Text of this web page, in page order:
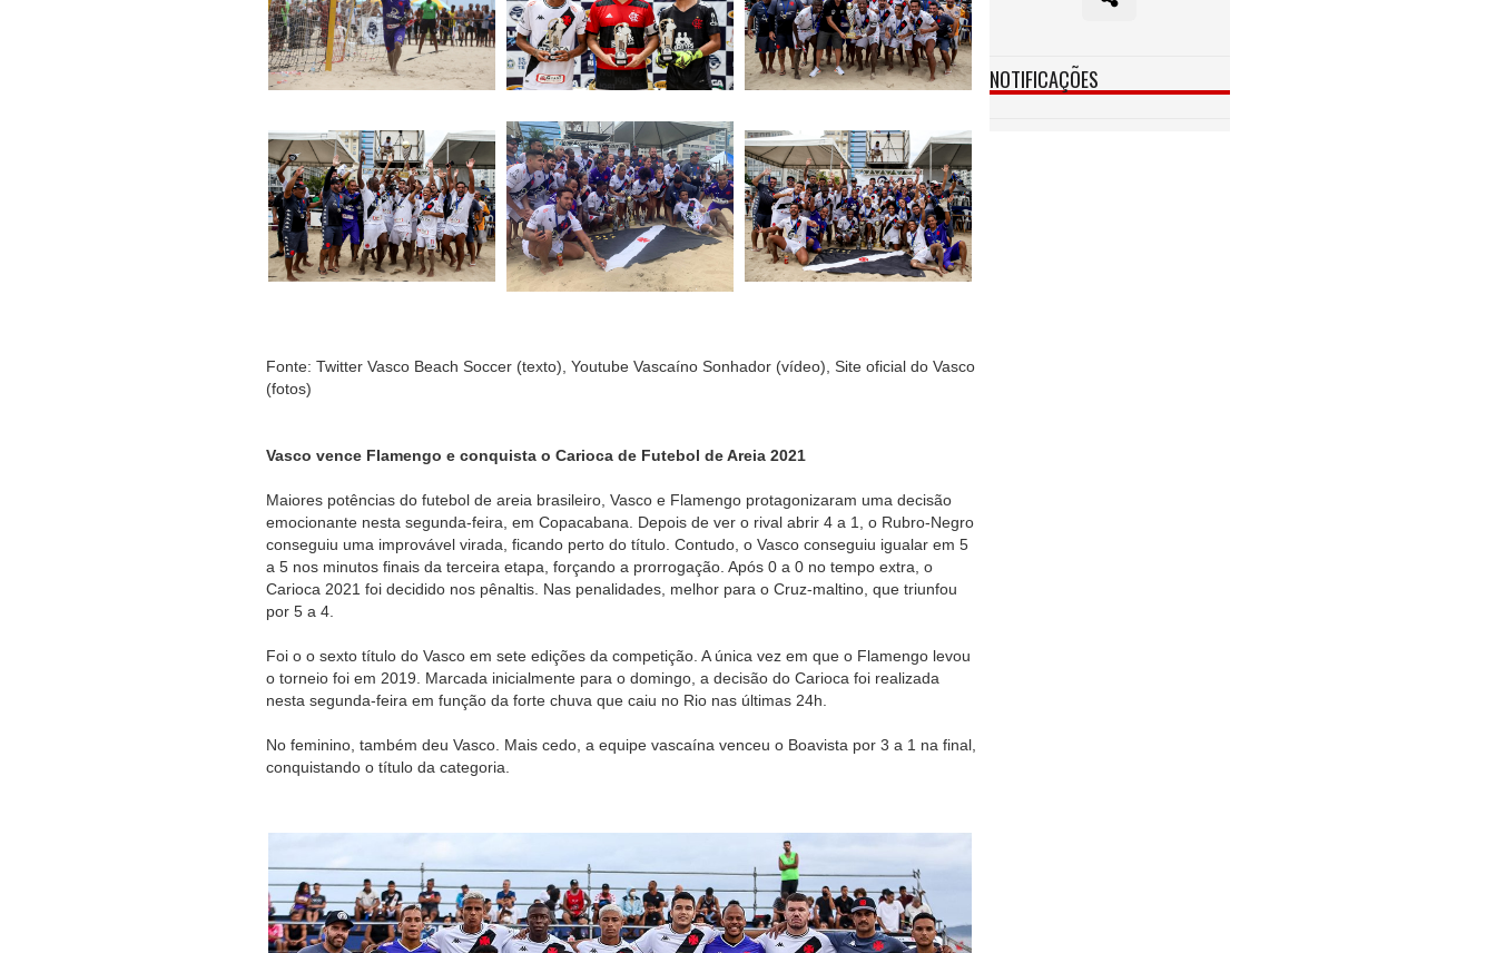
Fonte: Twitter Vasco Beach Soccer (texto), Youtube Vascaíno Sonhador (vídeo), Site oficial do Vasco
(fotos)
Vasco vence Flamengo e conquista o Carioca de Futebol de Areia 2021
Maiores potências do futebol de areia brasileiro, Vasco e Flamengo protagonizaram uma decisão
emocionante nesta segunda-feira, em Copacabana. Depois de ver o rival abrir 4 a 1, o Rubro-Negro
conseguiu uma improvável virada, ficando perto do título. Contudo, o Vasco conseguiu igualar em 5
a 5 nos minutos finais da terceira etapa, forçando a prorrogação. Após 0 a 0 no tempo extra, o
Carioca 2021 foi decidido nos pênaltis. Nas penalidades, melhor para o Cruz-maltino, que triunfou
por 5 a 4.
Foi o o sexto título do Vasco em sete edições da competição. A única vez em que o Flamengo levou
o torneio foi em 2019. Marcada inicialmente para o domingo, a decisão do Carioca foi realizada
nesta segunda-feira em função da forte chuva que caiu no Rio nas últimas 24h.
No feminino, também deu Vasco. Mais cedo, a equipe vascaína venceu o Boavista por 3 a 1 na final,
conquistando o título da categoria.
NOTIFICAÇÕES